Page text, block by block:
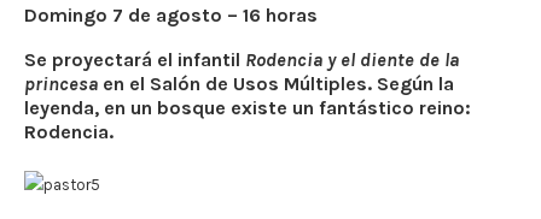
Domingo 7 de agosto – 16 horas
Se proyectará el infantil Rodencia y el diente de la
princesa en el Salón de Usos Múltiples. Según la
leyenda, en un bosque existe un fantástico reino:
Rodencia.